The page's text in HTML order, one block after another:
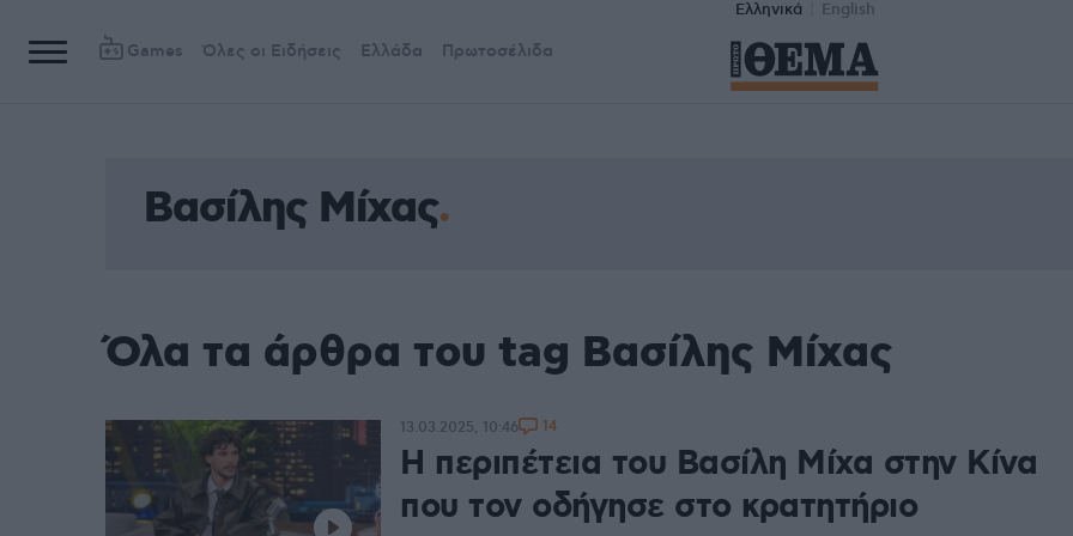
Ελληνικά English
Games Όλες οι Ειδήσεις Ελλάδα Πρωτοσέλιδα
Βασίλης Μίχας
Όλα τα άρθρα του tag Βασίλης Μίχας
Η περιπέτεια του Βασίλη Μίχα στην Κίνα
που τον οδήγησε στο κρατητήριο
13.03.2025, 10:46 14